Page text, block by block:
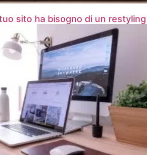
sito ha bisogno di un restyling